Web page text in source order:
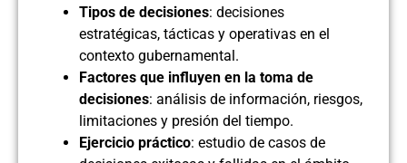
Tipos de decisiones: decisiones
estratégicas, tácticas y operativas en el
contexto gubernamental.
Factores que influyen en la toma de
decisiones: análisis de información, riesgos,
limitaciones y presión del tiempo.
Ejercicio práctico: estudio de casos de